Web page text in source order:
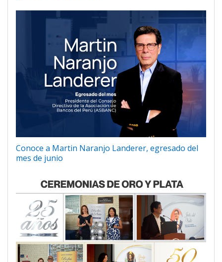
Conoce a Martin Naranjo Landerer, egresado del
mes de junio